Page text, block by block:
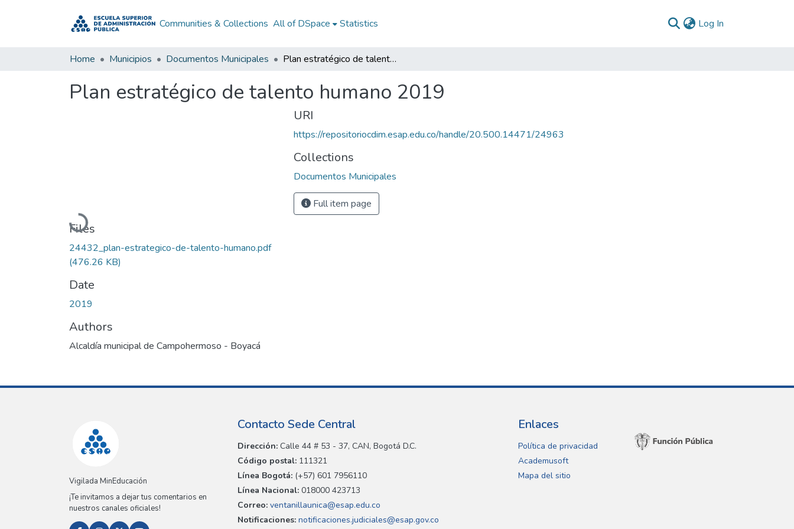
Communities & Collections All of DSpace Statistics Log In
Home Municipios Documentos Municipales Plan estratégico de talento humano 2019
Plan estratégico de talento humano 2019
Loading...
Files
24432_plan-estrategico-de-talento-humano.pdf
(476.26 KB)
Date
2019
Authors
Alcaldía municipal de Campohermoso - Boyacá
URI
https://repositoriocdim.esap.edu.co/handle/20.500.14471/24963
Collections
Documentos Municipales
Full item page
Vigilada MinEducación
¡Te invitamos a dejar tus comentarios en
nuestros canales oficiales!
Contacto Sede Central
Dirección: Calle 44 # 53 - 37, CAN, Bogotá D.C.
Código postal: 111321
Línea Bogotá: (+57) 601 7956110
Línea Nacional: 018000 423713
Correo: ventanillaunica@esap.edu.co
Notificaciones: notificaciones.judiciales@esap.gov.co
Enlaces
Política de privacidad
Academusoft
Mapa del sitio